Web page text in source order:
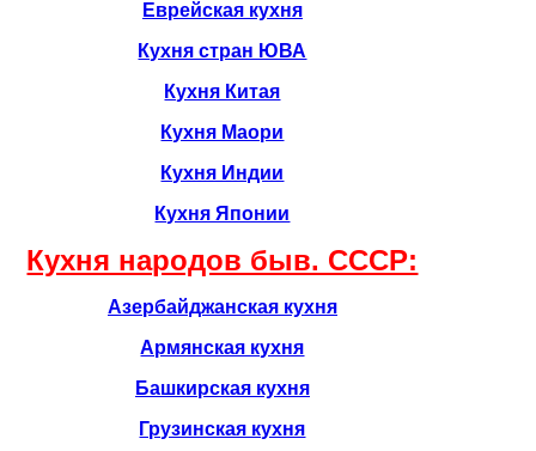
Еврейская кухня
Кухня стран ЮВА
Кухня Китая
Кухня Маори
Кухня Индии
Кухня Японии
Кухня народов быв. CCCР:
Азербайджанская кухня
Армянская кухня
Башкирская кухня
Грузинская кухня